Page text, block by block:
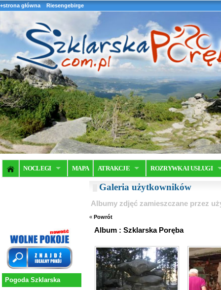
+strona główna Riesengebirge
NOCLEGI MAPA ATRAKCJE ROZRYWKA I USŁUGI
Pogoda Szklarska
Galeria użytkowników
Albumy zdjęć zamieszczane przez
« Powrót
Album : Szklarska Poręba